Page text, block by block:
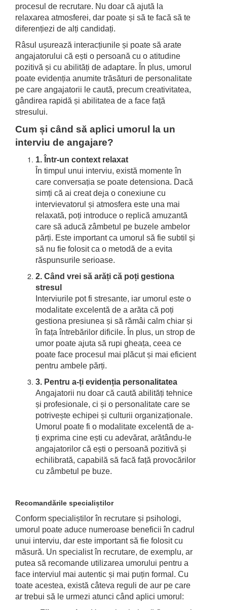
procesul de recrutare. Nu doar că ajută la
relaxarea atmosferei, dar poate și să te facă să te
diferențiezi de alți candidați.
Râsul ușurează interacțiunile și poate să arate
angajatorului că ești o persoană cu o atitudine
pozitivă și cu abilități de adaptare. În plus, umorul
poate evidenția anumite trăsături de personalitate
pe care angajatorii le caută, precum creativitatea,
gândirea rapidă și abilitatea de a face față
stresului.
Cum și când să aplici umorul la un
interviu de angajare?
1. Într-un context relaxat
În timpul unui interviu, există momente în
care conversația se poate detensiona. Dacă
simți că ai creat deja o conexiune cu
intervievatorul și atmosfera este una mai
relaxată, poți introduce o replică amuzantă
care să aducă zâmbetul pe buzele ambelor
părți. Este important ca umorul să fie subtil și
să nu fie folosit ca o metodă de a evita
răspunsurile serioase.
2. Când vrei să arăți că poți gestiona
stresul
Interviurile pot fi stresante, iar umorul este o
modalitate excelentă de a arăta că poți
gestiona presiunea și să rămâi calm chiar și
în fața întrebărilor dificile. În plus, un strop de
umor poate ajuta să rupi gheața, ceea ce
poate face procesul mai plăcut și mai eficient
pentru ambele părți.
3. Pentru a-ți evidenția personalitatea
Angajatorii nu doar că caută abilități tehnice
și profesionale, ci și o personalitate care se
potrivește echipei și culturii organizaționale.
Umorul poate fi o modalitate excelentă de a-
ți exprima cine ești cu adevărat, arătându-le
angajatorilor că ești o persoană pozitivă și
echilibrată, capabilă să facă față provocărilor
cu zâmbetul pe buze.
Recomandările specialiștilor
Conform specialiștilor în recrutare și psihologi,
umorul poate aduce numeroase beneficii în cadrul
unui interviu, dar este important să fie folosit cu
măsură. Un specialist în recrutare, de exemplu, ar
putea să recomande utilizarea umorului pentru a
face interviul mai autentic și mai puțin formal. Cu
toate acestea, există câteva reguli de aur pe care
ar trebui să le urmezi atunci când aplici umorul: